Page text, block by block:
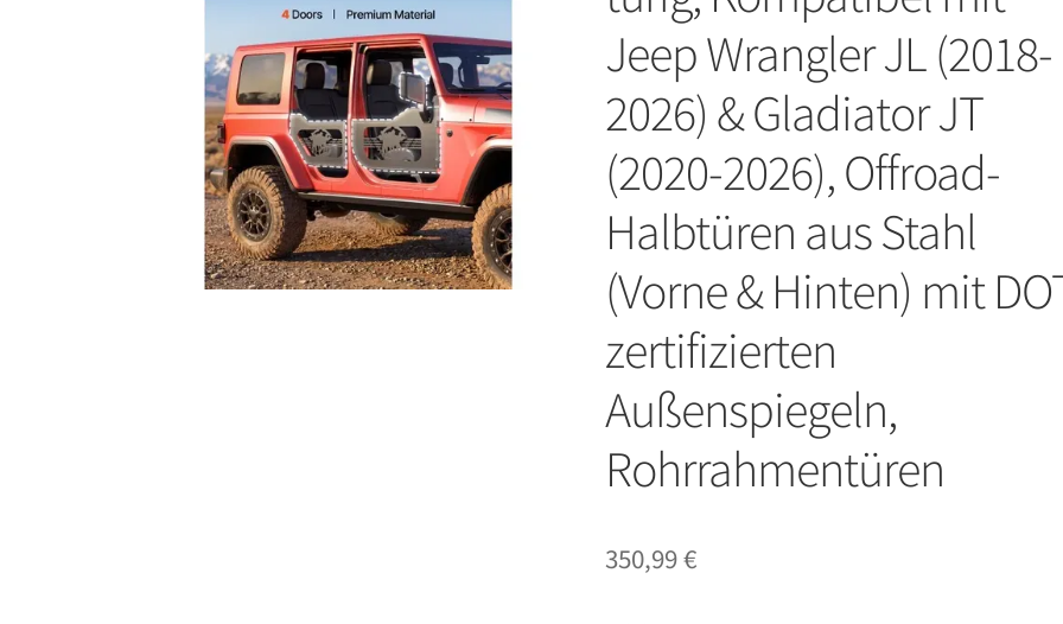
Jeep Wrangler JL (2018-
2026) & Gladiator JT
(2020-2026), Offroad-
Halbtüren aus Stahl
(Vorne & Hinten) mit
zertifizierten
Außenspiegeln,
Rohrrahmentüren
350,99€